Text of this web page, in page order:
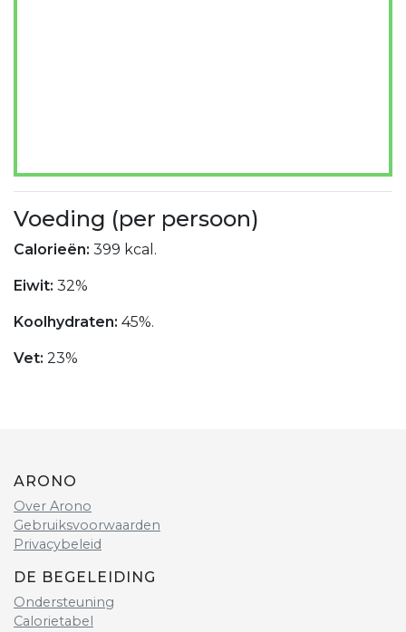
Voeding (per persoon)
Calorieën: 399 kcal.
Eiwit: 32%
Koolhydraten: 45%.
Vet: 23%
ARONO
Over Arono
Gebruiksvoorwaarden
Privacybeleid
DE BEGELEIDING
Ondersteuning
Calorietabel